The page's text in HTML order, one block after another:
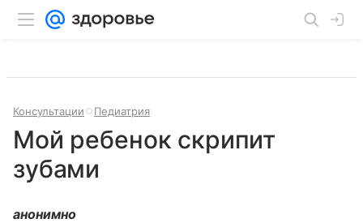
Консультации Педиатрия
Мой ребенок скрипит
зубами
анонимно